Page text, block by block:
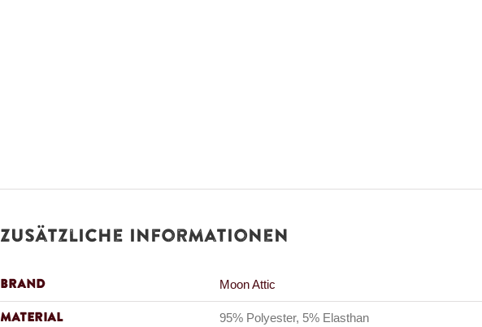
Zusätzliche Informationen
Brand Moon Attic
Material 95% Polyester, 5% Elasthan